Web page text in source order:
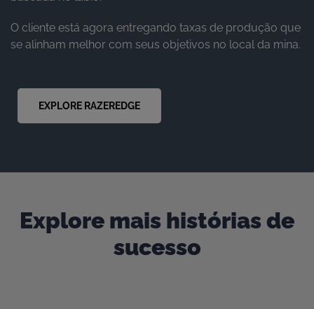
O cliente está agora entregando taxas de produção que
se alinham melhor com seus objetivos no local da mina.
EXPLORE RAZEREDGE
Explore mais histórias de
sucesso